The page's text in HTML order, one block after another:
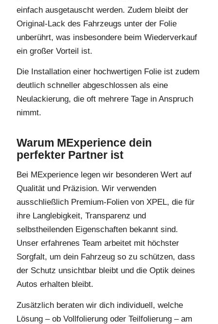
einfach ausgetauscht werden. Zudem bleibt der
Original-Lack des Fahrzeugs unter der Folie
unberührt, was insbesondere beim Wiederverkauf
ein großer Vorteil ist.
Die Installation einer hochwertigen Folie ist zudem
deutlich schneller abgeschlossen als eine
Neulackierung, die oft mehrere Tage in Anspruch
nimmt.
Warum MExperience dein
perfekter Partner ist
Bei MExperience legen wir besonderen Wert auf
Qualität und Präzision. Wir verwenden
ausschließlich Premium-Folien von XPEL, die für
ihre Langlebigkeit, Transparenz und
selbstheilenden Eigenschaften bekannt sind.
Unser erfahrenes Team arbeitet mit höchster
Sorgfalt, um dein Fahrzeug so zu schützen, dass
der Schutz unsichtbar bleibt und die Optik deines
Autos erhalten bleibt.
Zusätzlich beraten wir dich individuell, welche
Lösung – ob Vollfolierung oder Teilfolierung – am